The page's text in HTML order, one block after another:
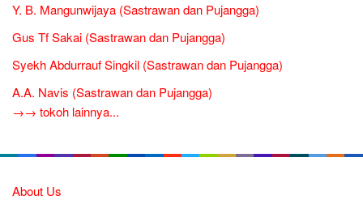
Y. B. Mangunwijaya (Sastrawan dan Pujangga)
Gus Tf Sakai (Sastrawan dan Pujangga)
Syekh Abdurrauf Singkil (Sastrawan dan Pujangga)
A.A. Navis (Sastrawan dan Pujangga)
→→ tokoh lainnya...
About Us